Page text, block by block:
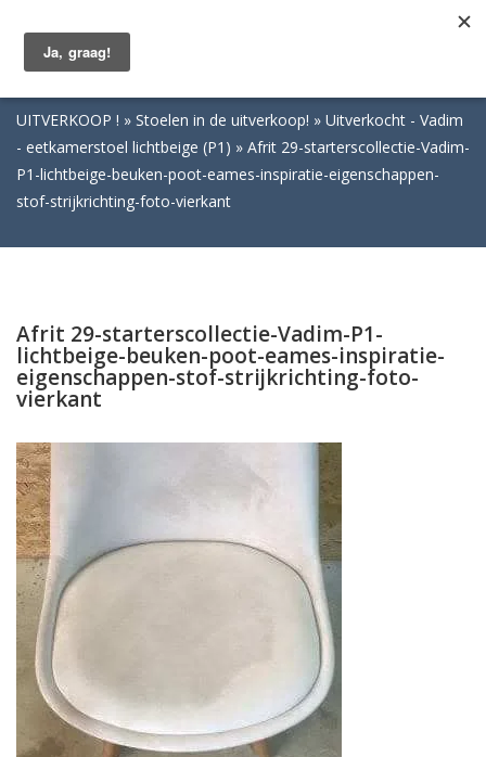
UITVERKOOP ! Stoelen in de uitverkoop!
Uitverkocht - Vadim
- eetkamerstoel lichtbeige (P1)
Afrit 29-starterscollectie-Vadim-
P1-lichtbeige-beuken-poot-eames-inspiratie-eigenschappen-
stof-strijkrichting-foto-vierkant
Afrit 29-starterscollectie-Vadim-P1-
lichtbeige-beuken-poot-eames-inspiratie-
eigenschappen-stof-strijkrichting-foto-
vierkant